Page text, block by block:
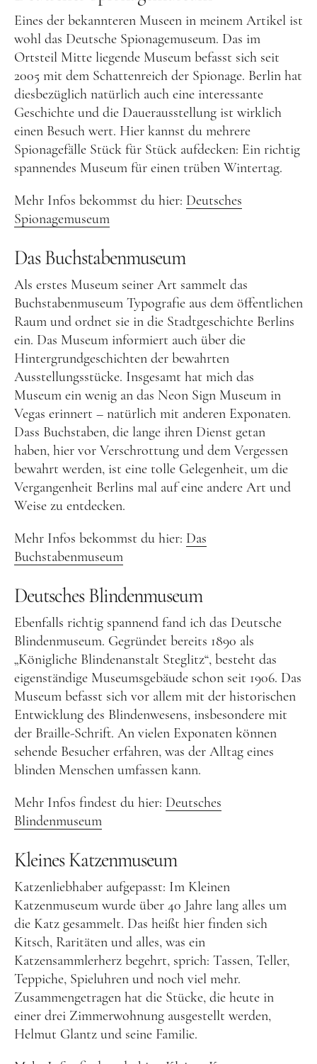
Westeuropa
Belgien
Deutschland
Frankreich
Großbritannien
Gibraltar
Niederlande
Österreich
Schweiz
Naher Osten
Oman
Ozeanien
Australien
Food
Kolumne
MOIN, MOIN!
Ich bin Anna, in Norddeutschland aufgewachsen
und leidenschaftliche Bloggerin, und schreibe auf
diesem meinem Blog über das Wandern, das Reisen
und Food. Wenn du dich für diese Themen
interessierst, dann bist du hier genau richtig.
Herzlich willkommen!
Impressum|Datenschutz
Eines der bekannteren Museen in meinem Artikel ist
wohl das Deutsche Spionagemuseum. Das im
Ortsteil Mitte liegende Museum befasst sich seit
2005 mit dem Schattenreich der Spionage. Berlin hat
diesbezüglich natürlich auch eine interessante
Geschichte und die Dauerausstellung ist wirklich
einen Besuch wert. Hier kannst du mehrere
Spionagefälle Stück für Stück aufdecken: Ein richtig
spannendes Museum für einen trüben Wintertag.
Mehr Infos bekommst du hier: Deutsches
Spionagemuseum
Das Buchstabenmuseum
Als erstes Museum seiner Art sammelt das
Buchstabenmuseum Typografie aus dem öffentlichen
Raum und ordnet sie in die Stadtgeschichte Berlins
ein. Das Museum informiert auch über die
Hintergrundgeschichten der bewahrten
Ausstellungsstücke. Insgesamt hat mich das
Museum ein wenig an das Neon Sign Museum in
Vegas erinnert – natürlich mit anderen Exponaten.
Dass Buchstaben, die lange ihren Dienst getan
haben, hier vor Verschrottung und dem Vergessen
bewahrt werden, ist eine tolle Gelegenheit, um die
Vergangenheit Berlins mal auf eine andere Art und
Weise zu entdecken.
Mehr Infos bekommst du hier: Das
Buchstabenmuseum
Deutsches Blindenmuseum
Ebenfalls richtig spannend fand ich das Deutsche
Blindenmuseum. Gegründet bereits 1890 als
„Königliche Blindenanstalt Steglitz“, besteht das
eigenständige Museumsgebäude schon seit 1906. Das
Museum befasst sich vor allem mit der historischen
Entwicklung des Blindenwesens, insbesondere mit
der Braille-Schrift. An vielen Exponaten können
sehende Besucher erfahren, was der Alltag eines
blinden Menschen umfassen kann.
Mehr Infos findest du hier: Deutsches
Blindenmuseum
Kleines Katzenmuseum
Katzenliebhaber aufgepasst: Im Kleinen
Katzenmuseum wurde über 40 Jahre lang alles um
die Katz gesammelt. Das heißt hier finden sich
Kitsch, Raritäten und alles, was ein
Katzensammlerherz begehrt, sprich: Tassen, Teller,
Teppiche, Spieluhren und noch viel mehr.
Zusammengetragen hat die Stücke, die heute in
einer drei Zimmerwohnung ausgestellt werden,
Helmut Glantz und seine Familie.